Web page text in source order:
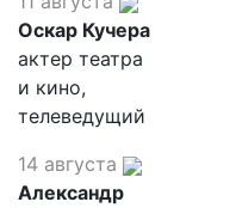
Оскар Кучера
актер театра
и кино,
телеведущий
14 августа
Александр